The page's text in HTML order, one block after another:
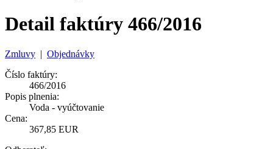
Detail faktúry 466/2016
Zmluvy | Objednávky
Číslo faktúry:
466/2016
Popis plnenia:
Voda - vyúčtovanie
Cena:
367,85 EUR